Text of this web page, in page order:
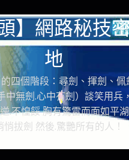
】網路秘技
地
四個階段：尋劍、揮劍、佩
中無劍.心中有劍）談笑用兵
.不惶餒 胸有驚雷而面如平
悄拔劍 然後.驚艷所有的人！